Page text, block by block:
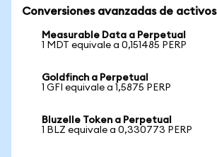
Conversiones avanzadas de activos
Measurable Data a Perpetual
1 MDT equivale a 0,151485 PERP
Goldfinch a Perpetual
1 GFI equivale a 1,5875 PERP
Bluzelle Token a Perpetual
1 BLZ equivale a 0,330773 PERP